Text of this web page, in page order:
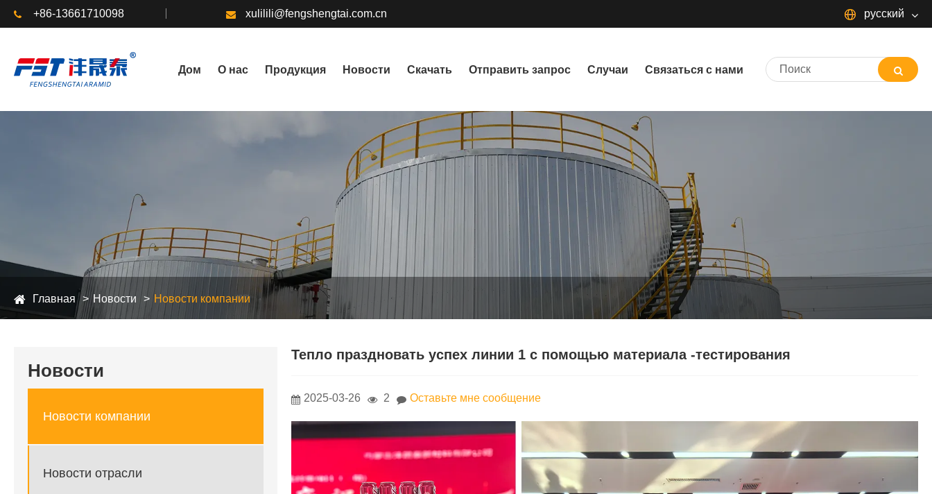
+86-13661710098 xulilili@fengshengtai.com.cn русский
Дом О нас Продукция Новости Скачать Отправить запрос Случаи Связаться с нами
Главная Новости Новости компании
Новости
Новости компании
Новости отрасли
Тепло праздновать успех линии 1 с помощью материала -тестирования
2025-03-26 2 Оставьте мне сообщение